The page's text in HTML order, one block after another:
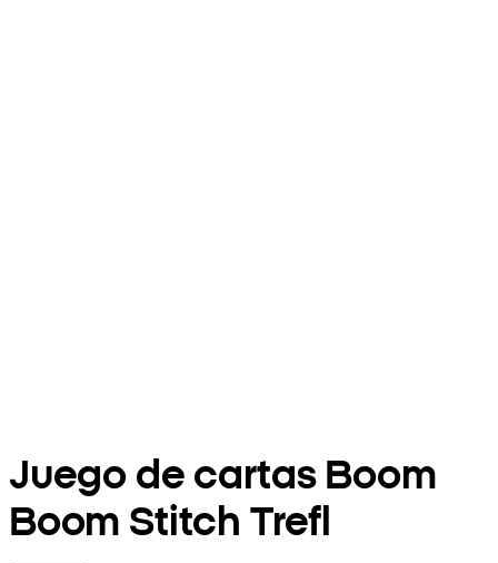
Juego de cartas Boom
Boom Stitch Trefl